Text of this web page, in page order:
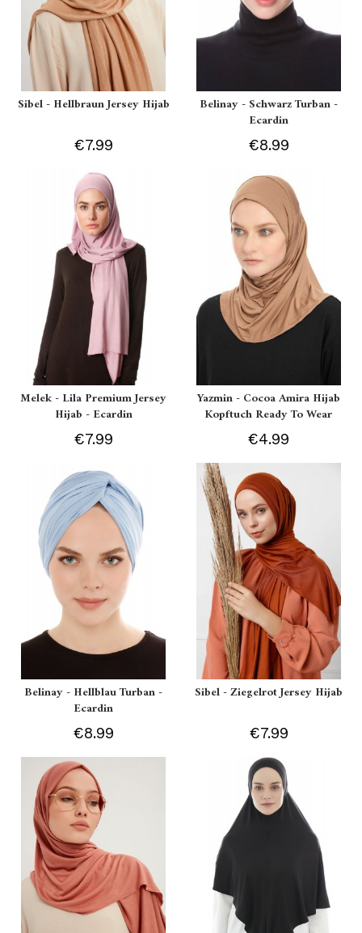
Sibel - Hellbraun Jersey Hijab
€7.99
Belinay - Schwarz Turban -
Ecardin
€8.99
Melek - Lila Premium Jersey
Hijab - Ecardin
€7.99
Yazmin - Cocoa Amira Hijab
Kopftuch Ready To Wear
€4.99
Belinay - Hellblau Turban -
Ecardin
€8.99
Sibel - Ziegelrot Jersey Hijab
€7.99